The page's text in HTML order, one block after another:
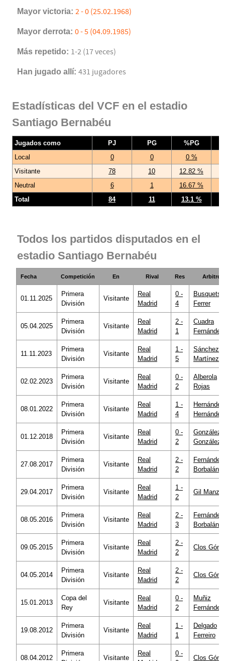
Mayor victoria: 2 - 0 (25.02.1968)
Mayor derrota: 0 - 5 (04.09.1985)
Más repetido: 1-2 (17 veces)
Han jugado allí: 431 jugadores
Estadísticas del VCF en el estadio
Santiago Bernabéu
Jugados como PJ PG
%PG
Local
0 0
0 %
Visitante
78 10
12.82 %
Neutral
6 1
16.67 %
Total
84 11 13.1 %
Todos los partidos disputados en el
estadio Santiago Bernabéu
Fecha Competición En Rival Res Arbitro
01.11.2025
Primera
División
Visitante
Real
Madrid
0 -
4
Busquets
Ferrer
05.04.2025
Primera
División
Visitante
Real
Madrid
2 -
1
Cuadra
Fernández
11.11.2023
Primera
División
Visitante
Real
Madrid
1 -
5
Sánchez
Martínez
02.02.2023
Primera
División
Visitante
Real
Madrid
0 -
2
Alberola
Rojas
08.01.2022
Primera
División
Visitante
Real
Madrid
1 -
4
Hernández
Hernández
01.12.2018
Primera
División
Visitante
Real
Madrid
0 -
2
González
González
27.08.2017
Primera
División
Visitante
Real
Madrid
2 -
2
Fernández
Borbalán
29.04.2017
Primera
División
Visitante
Real
Madrid
1 -
2
Gil
08.05.2016
Primera
División
Visitante
Real
Madrid
2 -
3
Fernández
Borbalán
09.05.2015
Primera
División
Visitante
Real
Madrid
2 -
2
Clos
04.05.2014
Primera
División
Visitante
Real
Madrid
2 -
2
Clos
15.01.2013
Copa del
Rey
Visitante
Real
Madrid
0 -
2
Muñiz
Fernández
19.08.2012
Primera
División
Visitante
Real
Madrid
1 -
1
Delgado
Ferreiro
08.04.2012
Primera
Visitante
Real
0 -
Clos